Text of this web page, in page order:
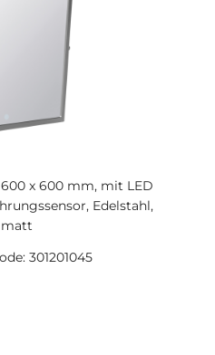
x 600 mm, mit LED
Edelstahl,
matt
301201045